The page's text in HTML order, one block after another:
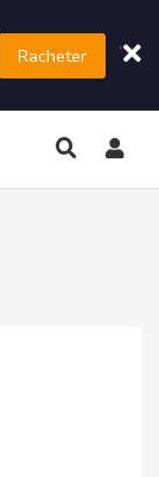
Racheter